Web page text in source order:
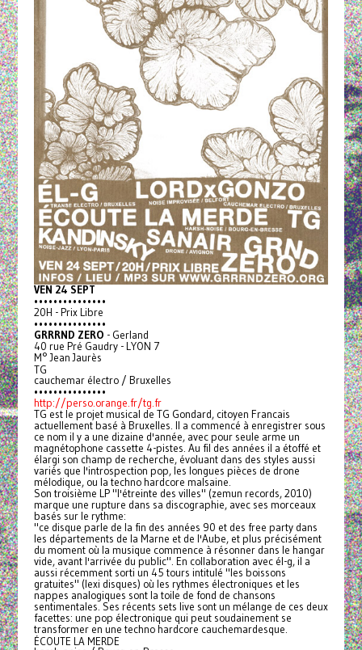
VEN 24 SEPT
•••••••••••••••
20H - Prix Libre
•••••••••••••••
GRRRND ZERO - Gerland
40 rue Pré Gaudry - LYON 7
M° Jean Jaurès
TG
cauchemar électro / Bruxelles
•••••••••••••••
http://perso.orange.fr/tg.fr
TG est le projet musical de TG Gondard, citoyen Francais
actuellement basé à Bruxelles. Il a commencé à enregistrer sous
ce nom il y a une dizaine d'année, avec pour seule arme un
magnétophone cassette 4-pistes. Au fil des années il a étoffé et
élargi son champ de recherche, évoluant dans des styles aussi
variés que l'introspection pop, les longues pièces de drone
mélodique, ou la techno hardcore malsaine.
Son troisième LP "l'étreinte des villes" (zemun records, 2010)
marque une rupture dans sa discographie, avec ses morceaux
basés sur le rythme:
"ce disque parle de la fin des années 90 et des free party dans
les départements de la Marne et de l'Aube, et plus précisément
du moment où la musique commence à résonner dans le hangar
vide, avant l'arrivée du public". En collaboration avec él-g, il a
aussi récemment sorti un 45 tours intitulé "les boissons
gratuites" (lexi disques) où les rythmes électroniques et les
nappes analogiques sont la toile de fond de chansons
sentimentales. Ses récents sets live sont un mélange de ces deux
facettes: une pop électronique qui peut soudainement se
transformer en une techno hardcore cauchemardesque.
ÉCOUTE LA MERDE